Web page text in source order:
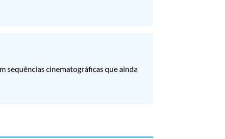
sequências cinematográficas que ainda